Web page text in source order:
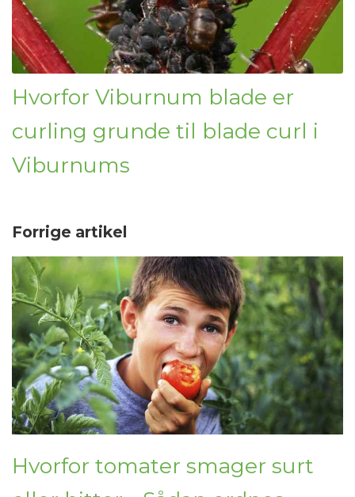
Hvorfor Viburnum blade er
curling grunde til blade curl i
Viburnums
Forrige artikel
Hvorfor tomater smager surt